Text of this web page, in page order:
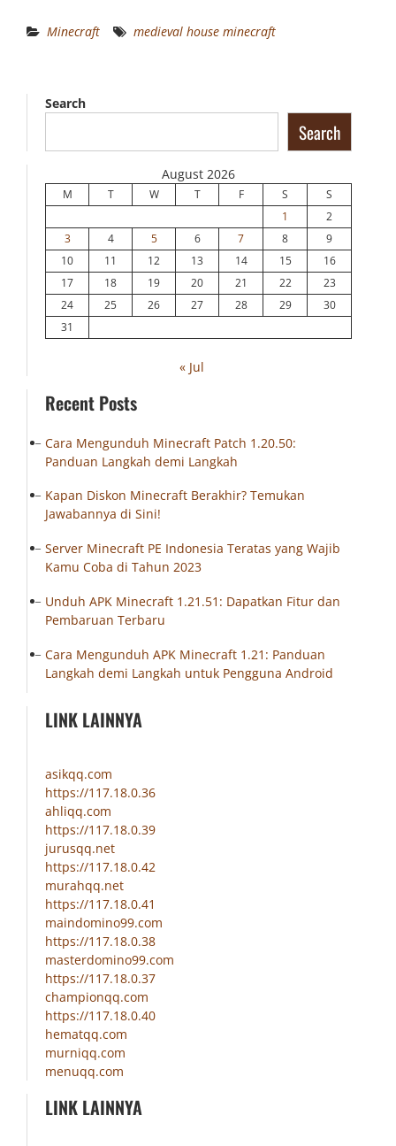
Minecraft medieval house minecraft
Search
Search
August 2026
M T W T F S
S
1
2
3
4 5 6 7 8
9
10
11 12 13 14 15
16
17
18 19 20 21 22
23
24
25 26 27 28 29
30
31
« Jul
Recent Posts
Cara Mengunduh Minecraft Patch 1.20.50:
Panduan Langkah demi Langkah
Kapan Diskon Minecraft Berakhir? Temukan
Jawabannya di Sini!
Server Minecraft PE Indonesia Teratas yang Wajib
Kamu Coba di Tahun 2023
Unduh APK Minecraft 1.21.51: Dapatkan Fitur dan
Pembaruan Terbaru
Cara Mengunduh APK Minecraft 1.21: Panduan
Langkah demi Langkah untuk Pengguna Android
LINK LAINNYA
asikqq.com
https://117.18.0.36
ahliqq.com
https://117.18.0.39
jurusqq.net
https://117.18.0.42
murahqq.net
https://117.18.0.41
maindomino99.com
https://117.18.0.38
masterdomino99.com
https://117.18.0.37
championqq.com
https://117.18.0.40
hematqq.com
murniqq.com
menuqq.com
LINK LAINNYA